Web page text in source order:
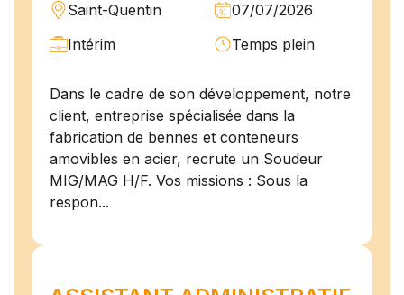
Saint-Quentin
07/07/2026
Intérim
Temps plein
Dans le cadre de son développement, notre
client, entreprise spécialisée dans la
fabrication de bennes et conteneurs
amovibles en acier, recrute un Soudeur
MIG/MAG H/F. Vos missions : Sous la
respon...